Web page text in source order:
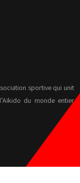
sportive qui unit
du monde entier